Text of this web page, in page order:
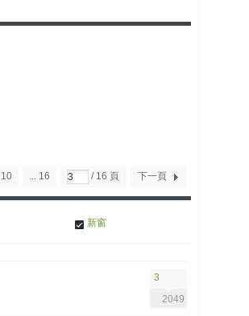
10 ... 16 / 16 頁 下一頁
新窗
3
2049